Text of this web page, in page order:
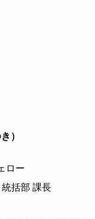
）
ロー
括部 課長